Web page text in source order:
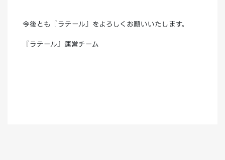
今後とも『ラテール』をよろしくお願いいたします。
『ラテール』運営チーム